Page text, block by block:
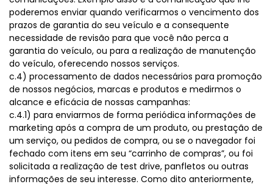
poderemos enviar quando verificarmos o vencimento dos
prazos de garantia do seu veículo e a consequente
necessidade de revisão para que você não perca a
garantia do veículo, ou para a realização de manutenção
do veículo, oferecendo nossos serviços.
c.4) processamento de dados necessários para promoção
de nossos negócios, marcas e produtos e medirmos o
alcance e eficácia de nossas campanhas:
c.4.1) para enviarmos de forma periódica informações de
marketing após a compra de um produto, ou prestação de
um serviço, ou pedidos de compra, ou se o navegador foi
fechado com itens em seu “carrinho de compras”, ou foi
solicitada a realização de test drive, panfletos ou outras
informações de seu interesse. Como dito anteriormente,